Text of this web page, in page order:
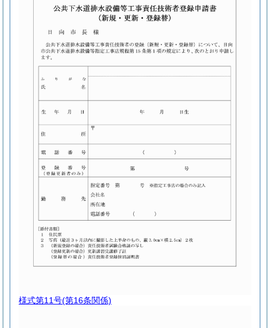
様式第11号(第16条関係)